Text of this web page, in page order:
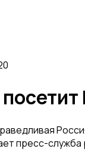
пресс-служба